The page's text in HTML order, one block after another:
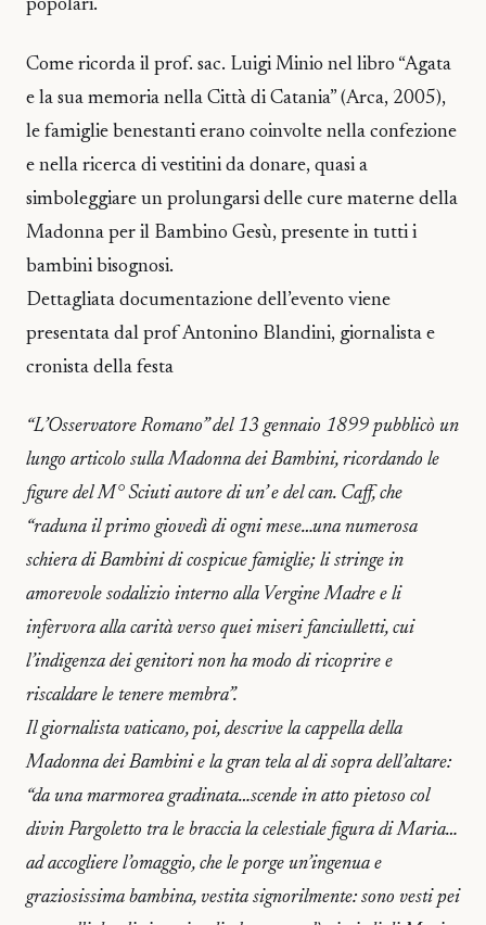
popolari.
Come ricorda il prof. sac. Luigi Minio nel libro “Agata
e la sua memoria nella Città di Catania” (Arca, 2005),
le famiglie benestanti erano coinvolte nella confezione
e nella ricerca di vestitini da donare, quasi a
simboleggiare un prolungarsi delle cure materne della
Madonna per il Bambino Gesù, presente in tutti i
bambini bisognosi.
Dettagliata documentazione dell’evento viene
presentata dal prof Antonino Blandini, giornalista e
cronista della festa
“L’Osservatore Romano” del 13 gennaio 1899 pubblicò un
lungo articolo sulla Madonna dei Bambini, ricordando le
figure del M° Sciuti autore di un’e del can. Caff, che
“raduna il primo giovedì di ogni mese…una numerosa
schiera di Bambini di cospicue famiglie; li stringe in
amorevole sodalizio interno alla Vergine Madre e li
infervora alla carità verso quei miseri fanciulletti, cui
l’indigenza dei genitori non ha modo di ricoprire e
riscaldare le tenere membra”.
Il giornalista vaticano, poi, descrive la cappella della
Madonna dei Bambini e la gran tela al di sopra dell’altare:
“da una marmorea gradinata…scende in atto pietoso col
divin Pargoletto tra le braccia la celestiale figura di Maria…
ad accogliere l’omaggio, che le porge un’ingenua e
graziosissima bambina, vestita signorilmente: sono vesti pei